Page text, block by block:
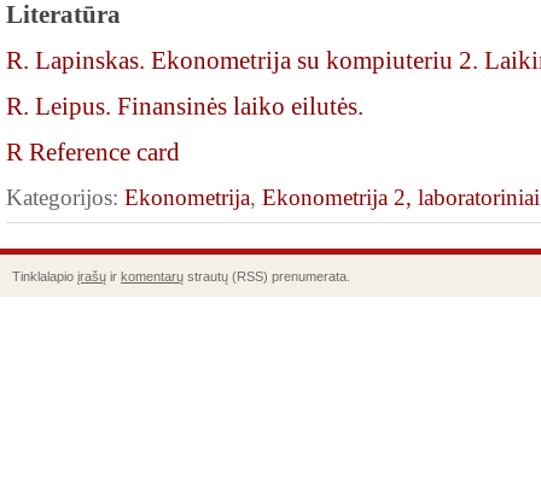
Literatūra
R. Lapinskas. Ekonometrija su kompiuteriu 2.
R. Leipus. Finansinės laiko eilutės.
R Reference card
Kategorijos: Ekonometrija, Ekonometrija 2, laboratoriniai
Tinklalapio įrašų ir komentarų strautų (RSS) prenumerata.